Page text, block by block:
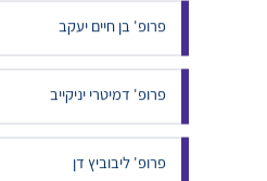
ד"ר סיון בצלאל
פרופ' בן חיים יעקב